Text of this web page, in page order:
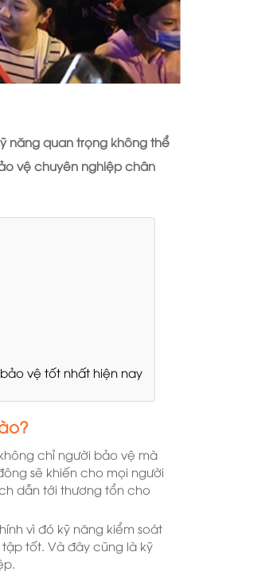
năng quan trọng không thể
vệ chuyên nghiệp chân
vệ tốt nhất hiện nay
chỉ người bảo vệ mà
sẽ khiến cho mọi người
dẫn tới thương tổn cho
vì đó kỹ năng kiểm soát
tốt. Và đây cũng là kỹ